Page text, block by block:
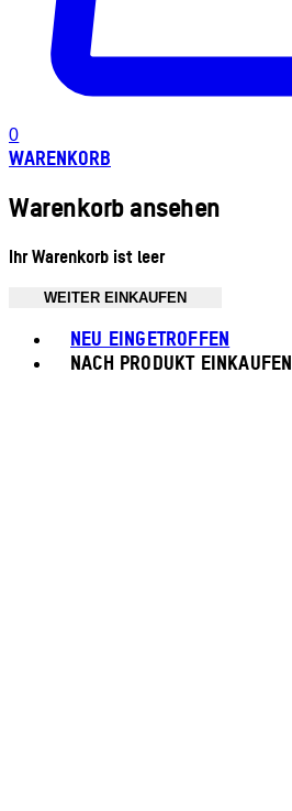
0
WARENKORB
Warenkorb ansehen
Ihr Warenkorb ist leer
WEITER EINKAUFEN
NEU EINGETROFFEN
NACH PRODUKT EINKAUFEN